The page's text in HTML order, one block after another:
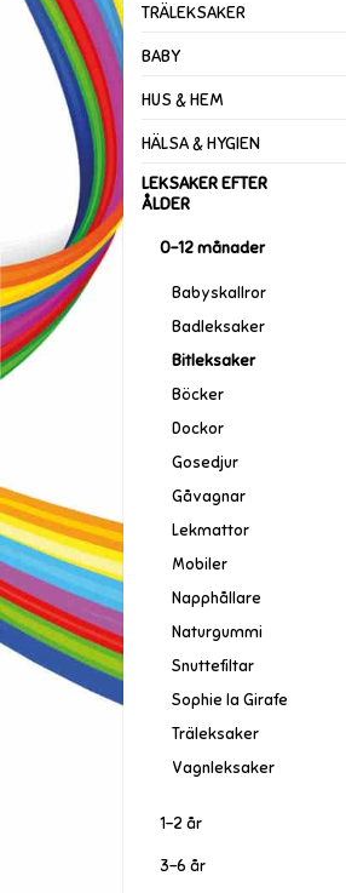
TRÄLEKSAKER
BABY
HUS & HEM
HÄLSA & HYGIEN
LEKSAKER EFTER
ÅLDER
0-12 månader
Babyskallror
Badleksaker
Bitleksaker
Böcker
Dockor
Gosedjur
Gåvagnar
Lekmattor
Mobiler
Napphållare
Naturgummi
Snuttefiltar
Sophie la Girafe
Träleksaker
Vagnleksaker
1-2 år
3-6 år